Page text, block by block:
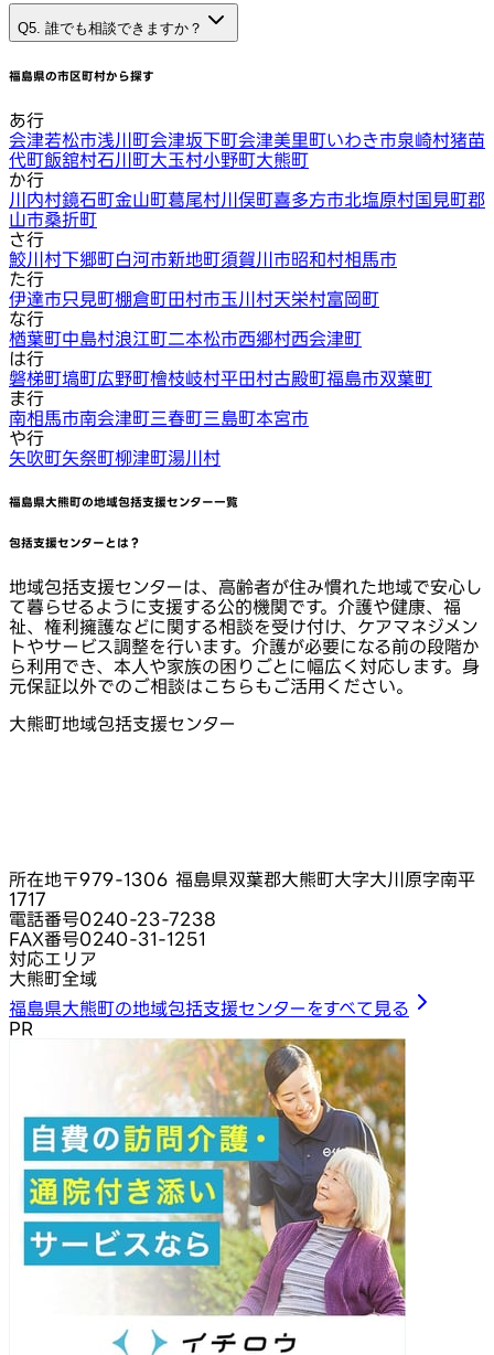
Q5. 誰でも相談できますか？
福島県の市区町村から探す
あ行
会津若松市浅川町会津坂下町会津美里町いわき市泉崎村猪苗
代町飯舘村石川町大玉村小野町大熊町
か行
川内村鏡石町金山町葛尾村川俣町喜多方市北塩原村国見町郡
山市桑折町
さ行
鮫川村下郷町白河市新地町須賀川市昭和村相馬市
た行
伊達市只見町棚倉町田村市玉川村天栄村富岡町
な行
楢葉町中島村浪江町二本松市西郷村西会津町
は行
磐梯町塙町広野町檜枝岐村平田村古殿町福島市双葉町
ま行
南相馬市南会津町三春町三島町本宮市
や行
矢吹町矢祭町柳津町湯川村
福島県大熊町の地域包括支援センター一覧
包括支援センターとは？
地域包括支援センターは、高齢者が住み慣れた地域で安心し
て暮らせるように支援する公的機関です。介護や健康、福
祉、権利擁護などに関する相談を受け付け、ケアマネジメン
トやサービス調整を行います。介護が必要になる前の段階か
ら利用でき、本人や家族の困りごとに幅広く対応します。身
元保証以外でのご相談はこちらもご活用ください。
大熊町地域包括支援センター
所在地〒979-1306 福島県双葉郡大熊町大字大川原字南平
1717
電話番号0240-23-7238
FAX番号0240-31-1251
対応エリア
大熊町全域
福島県大熊町の地域包括支援センターをすべて見る
PR